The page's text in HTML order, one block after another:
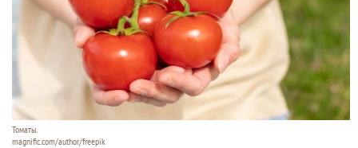
Томаты.
magnific.com/author/freepik